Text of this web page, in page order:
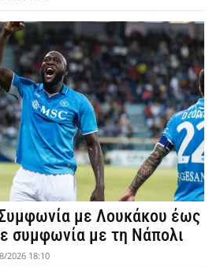
με Λουκάκου έως
συμφωνία με τη Νάπολι
2026 18:10